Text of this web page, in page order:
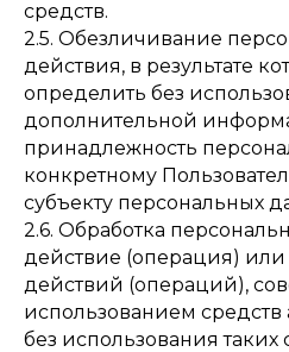
средств.
2.5. Обезличивание
действия, в результате
определить без
дополнительной
принадлежность
конкретному
субъекту персональных
2.6. Обработка
действие (операция) или
действий (операций),
использованием
без использования таких